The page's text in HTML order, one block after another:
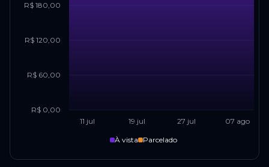
11 jul 19 jul 27 jul 07 ago
R$ 0,00
R$ 60,00
R$ 120,00
R$ 180,00
À vista Parcelado